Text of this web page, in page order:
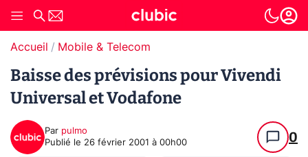
Accueil Mobile & Telecom
Baisse des prévisions pour Vivendi
Universal et Vodafone
Par pulmo
Publié le 26 février 2001 à 00h00 0